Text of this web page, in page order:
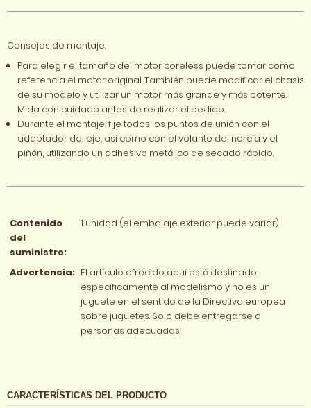
Consejos de montaje:
Para elegir el tamaño del motor coreless puede tomar como
referencia el motor original. También puede modificar el chasis
de su modelo y utilizar un motor más grande y más potente.
Mida con cuidado antes de realizar el pedido.
Durante el montaje, fije todos los puntos de unión con el
adaptador del eje, así como con el volante de inercia y el
piñón, utilizando un adhesivo metálico de secado rápido.
Contenido
del
suministro:
1 unidad (el embalaje exterior puede variar)
Advertencia: El artículo ofrecido aquí está destinado
específicamente al modelismo y no es un
juguete en el sentido de la Directiva europea
sobre juguetes. Solo debe entregarse a
personas adecuadas.
CARACTERÍSTICAS DEL PRODUCTO